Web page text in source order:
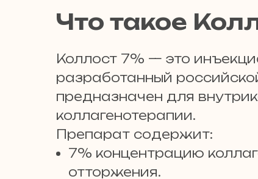
Что такое
Коллост 7% — это
разработанный
предназначен для
коллагенотерапии.
Препарат содержит:
7% концентрацию
отторжения.